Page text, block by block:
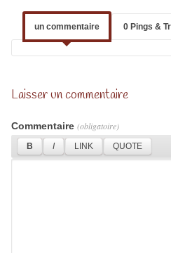
un commentaire 0 Pings &
Laisser un commentaire
Commentaire (obligatoire)